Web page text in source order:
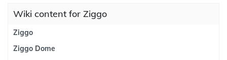
Wiki content for Ziggo
Ziggo
Ziggo Dome